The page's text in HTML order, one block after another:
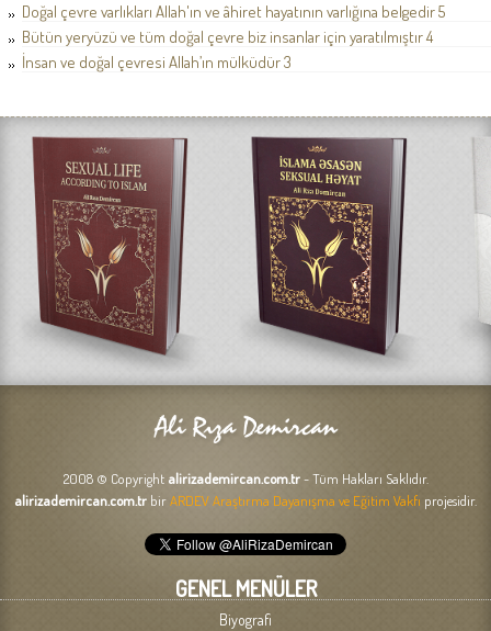
Doğal çevre varlıkları Allah'ın ve âhiret hayatının varlığına belgedir 5
Bütün yeryüzü ve tüm doğal çevre biz insanlar için yaratılmıştır 4
İnsan ve doğal çevresi Allah’ın mülküdür 3
2008 © Copyright alirizademircan.com.tr- Tüm Hakları Saklıdır.
alirizademircan.com.tr birARDEV Araştırma Dayanışma ve Eğitim Vakfı projesidir.
GENEL MENÜLER
Biyografi